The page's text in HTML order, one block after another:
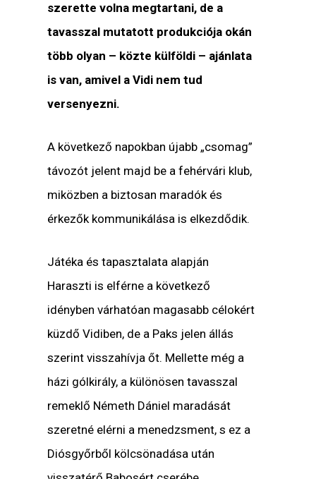
szerette volna megtartani, de a
tavasszal mutatott produkciója okán
több olyan – közte külföldi – ajánlata
is van, amivel a Vidi nem tud
versenyezni.
A következő napokban újabb „csomag”
távozót jelent majd be a fehérvári klub,
miközben a biztosan maradók és
érkezők kommunikálása is elkezdődik.
Játéka és tapasztalata alapján
Haraszti is elférne a következő
idényben várhatóan magasabb célokért
küzdő Vidiben, de a Paks jelen állás
szerint visszahívja őt. Mellette még a
házi gólkirály, a különösen tavasszal
remeklő Németh Dániel maradását
szeretné elérni a menedzsment, s ez a
Diósgyőrből kölcsönadása után